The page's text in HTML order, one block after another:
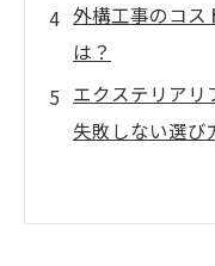
外構工事のコス
は？
エクステリアリ
失敗しない選び